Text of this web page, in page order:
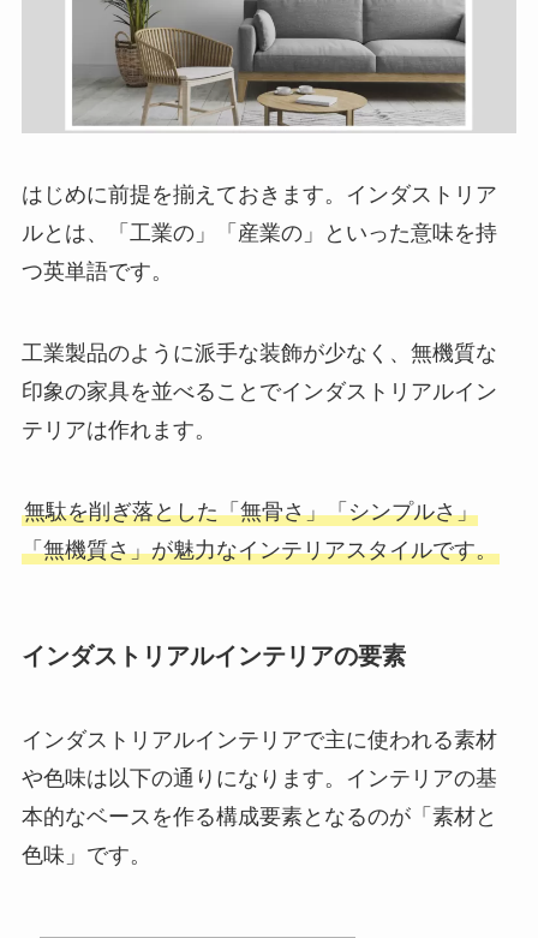
はじめに前提を揃えておきます。インダストリア
ルとは、「工業の」「産業の」といった意味を持
つ英単語です。
工業製品のように派手な装飾が少なく、無機質な
印象の家具を並べることでインダストリアルイン
テリアは作れます。
無駄を削ぎ落とした「無骨さ」「シンプルさ」
「無機質さ」が魅力なインテリアスタイルです。
インダストリアルインテリアの要素
インダストリアルインテリアで主に使われる素材
や色味は以下の通りになります。インテリアの基
本的なベースを作る構成要素となるのが「素材と
色味」です。